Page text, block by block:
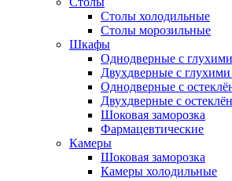
Столы холодильные
Столы морозильные
Шкафы
Однодверные с
Двухдверные с
Однодверные с
Двухдверные с
Шоковая заморозка
Фармацевтические
Камеры
Шоковая заморозка
Камеры холодильные